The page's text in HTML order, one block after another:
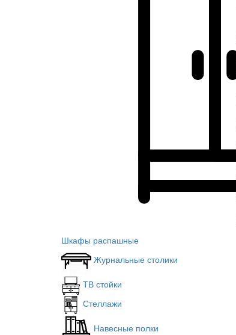
Шкафы распашные
Журнальные столики
ТВ стойки
Стеллажи
Навесные полки